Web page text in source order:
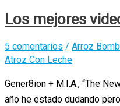
Los mejores
5 comentarios / Arroz
Atroz Con Leche
Gener8ion + M.I.A., “The
año he estado dudando